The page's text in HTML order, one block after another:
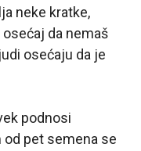
neke kratke,
da nemaš
osećaju da je
podnosi
od pet semena se